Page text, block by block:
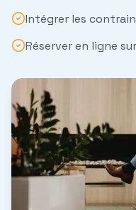
Intégrer les
Réserver en ligne